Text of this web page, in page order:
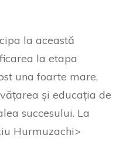
la această
la etapa
una foarte mare,
și educația de
succesului. La
Hurmuzachi>